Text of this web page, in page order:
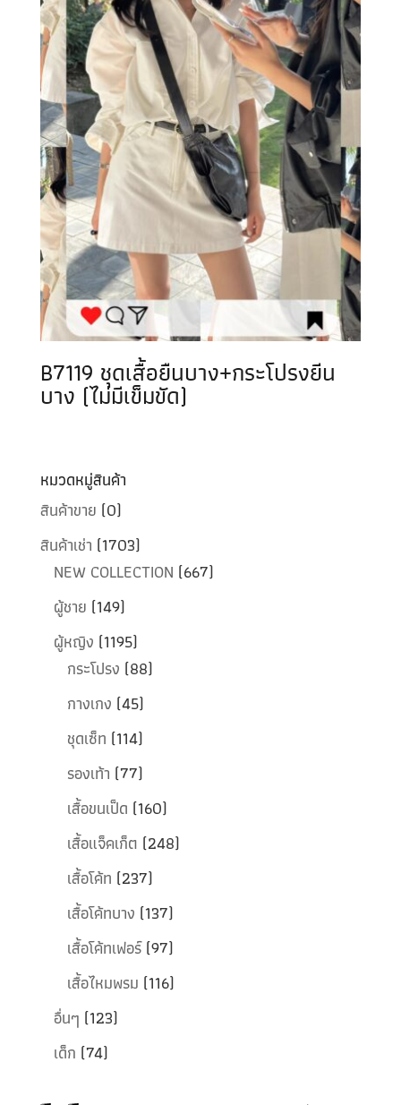
B7119 ชุดเสื้อยืนบาง+กระโปรงยีน
บาง (ไม่มีเข็มขัด)
หมวดหมู่สินค้า
สินค้าขาย (0)
สินค้าเช่า (1703)
NEW COLLECTION (667)
ผู้ชาย (149)
ผู้หญิง (1195)
กระโปรง (88)
กางเกง (45)
ชุดเซ็ท (114)
รองเท้า (77)
เสื้อขนเป็ด (160)
เสื้อแจ็คเก็ต (248)
เสื้อโค้ท (237)
เสื้อโค้ทบาง (137)
เสื้อโค้ทเฟอร์ (97)
เสื้อไหมพรม (116)
อื่นๆ (123)
เด็ก (74)